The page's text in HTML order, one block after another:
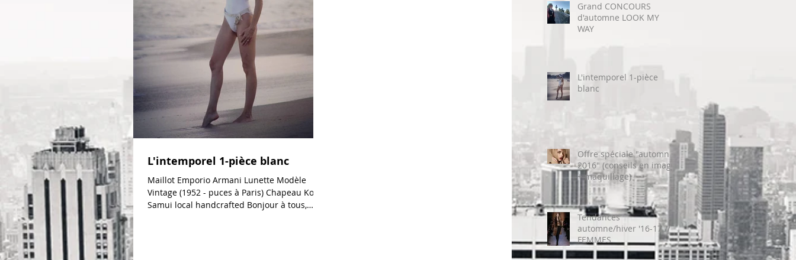
L'intemporel 1-pièce blanc
Maillot Emporio Armani Lunette Modèle
Vintage (1952 - puces à Paris) Chapeau Koh
Samui local handcrafted Bonjour à tous,
Grand CONCOURS
d'automne LOOK MY
WAY
L'intemporel 1-pièce
blanc
Offre spéciale "automne
2016" (conseils en image
+ maquillage)
Tendances
automne/hiver '16-17 //
FEMMES